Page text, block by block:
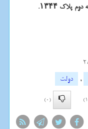
پلاک ۱۳۴۴.
,
دولت
(0)